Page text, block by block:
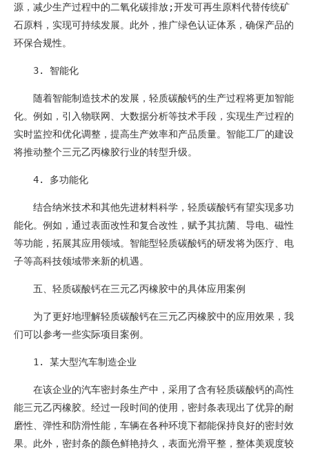
源，减少生产过程中的二氧化碳排放;开发可再生原料代替传统矿
石原料，实现可持续发展。此外，推广绿色认证体系，确保产品的
环保合规性。
3. 智能化
随着智能制造技术的发展，轻质碳酸钙的生产过程将更加智能
化。例如，引入物联网、大数据分析等技术手段，实现生产过程的
实时监控和优化调整，提高生产效率和产品质量。智能工厂的建设
将推动整个三元乙丙橡胶行业的转型升级。
4. 多功能化
结合纳米技术和其他先进材料科学，轻质碳酸钙有望实现多功
能化。例如，通过表面改性和复合改性，赋予其抗菌、导电、磁性
等功能，拓展其应用领域。智能型轻质碳酸钙的研发将为医疗、电
子等高科技领域带来新的机遇。
五、轻质碳酸钙在三元乙丙橡胶中的具体应用案例
为了更好地理解轻质碳酸钙在三元乙丙橡胶中的应用效果，我
们可以参考一些实际项目案例。
1. 某大型汽车制造企业
在该企业的汽车密封条生产中，采用了含有轻质碳酸钙的高性
能三元乙丙橡胶。经过一段时间的使用，密封条表现出了优异的耐
磨性、弹性和防滑性能，车辆在各种环境下都能保持良好的密封效
果。此外，密封条的颜色鲜艳持久，表面光滑平整，整体美观度较